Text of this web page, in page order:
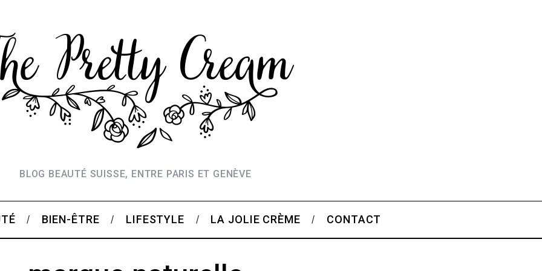
BLOG BEAUTÉ SUISSE, ENTRE PARIS ET GENÈVE
BIEN-ÊTRE LIFESTYLE LA JOLIE CRÈME CONTACT